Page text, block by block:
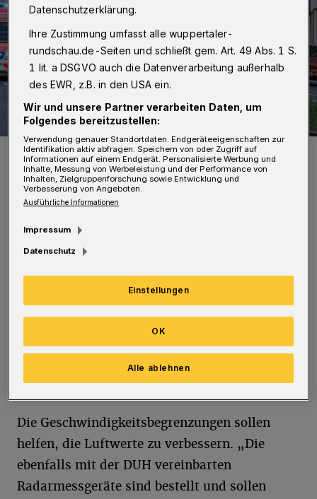
Auch an der Briller Straße wurde das Tempo reduziert.
Foto: Christoph Petersen
„An der Gathe, der Briller und der Haeseler
Straße stehen die Schilder ja bereits seit
vergangener Woche, jetzt stehen auch an der
Westkotter Straße und dem Steinweg /
Carnaper Straße die Tempo-40-Zeichen“,
teilte die Verwaltung am Dienstag (16. Juni
2020) mit.
Die Geschwindigkeitsbegrenzungen sollen
helfen, die Luftwerte zu verbessern. „Die
ebenfalls mit der DUH vereinbarten
Radarmessgeräte sind bestellt und sollen
Datenschutzerklärung.
Ihre Zustimmung umfasst alle wuppertaler-
rundschau.de-Seiten und schließt gem. Art. 49 Abs. 1 S.
1 lit. a DSGVO auch die Datenverarbeitung außerhalb
des EWR, z.B. in den USA ein.
Wir und unsere Partner verarbeiten Daten, um
Folgendes bereitzustellen:
Verwendung genauer Standortdaten. Endgeräteeigenschaften zur
Identifikation aktiv abfragen. Speichern von oder Zugriff auf
Informationen auf einem Endgerät. Personalisierte Werbung und
Inhalte, Messung von Werbeleistung und der Performance von
Inhalten, Zielgruppenforschung sowie Entwicklung und
Verbesserung von Angeboten.
Ausführliche Informationen
Impressum
Datenschutz
Einstellungen
Alle ablehnen
OK